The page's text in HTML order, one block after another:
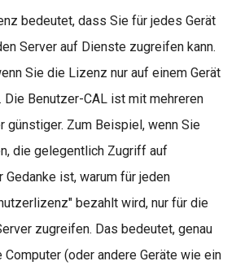
bedeutet, dass Sie für jedes Gerät
Server auf Dienste zugreifen kann.
Sie die Lizenz nur auf einem Gerät
Die Benutzer-CAL ist mit mehreren
günstiger. Zum Beispiel, wenn Sie
die gelegentlich Zugriff auf
Gedanke ist, warum für jeden
bezahlt wird, nur für die
zugreifen. Das bedeutet, genau
(oder andere Geräte wie ein